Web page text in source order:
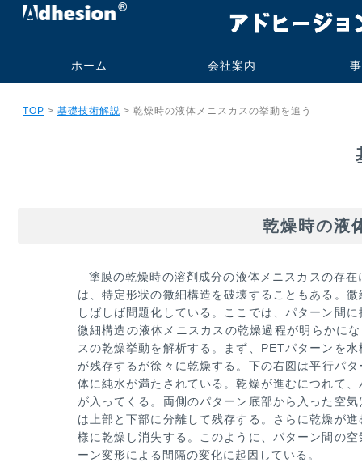
ホーム 会社案内
TOP > 基礎技術解説 > 乾燥時の液体メニスカスの挙動を追う
乾燥時の液
塗膜の乾燥時の溶剤成分の液体メニスカスの存
は、特定形状の微細構造を破壊することもある。微
しばしば問題化している。
ここでは、パターン間
微細構造の液体メニスカスの乾燥過程が明らかに
スの乾燥挙動を解析する。まず、PETパターンを水
が残存するが徐々に乾燥する。下の右図は平行パ
体に純水が満たされている。乾燥が進むにつれて
が入ってくる。両側のパターン底部から入った空
は上部と下部に分離して残存する。さらに乾燥が
様に乾燥し消失する。このように、パターン間の空
ーン変形による間隔の変化に起因している。